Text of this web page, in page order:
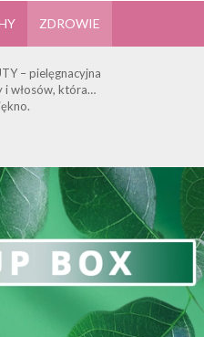
ZDROWIE
– pielęgnacyjna
i włosów, która…